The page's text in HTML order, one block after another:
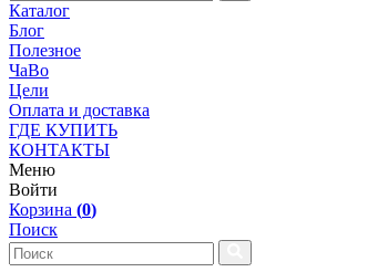
Каталог
Блог
Полезное
ЧаВо
Цели
Оплата и доставка
ГДЕ КУПИТЬ
КОНТАКТЫ
Меню
Войти
Корзина (0)
Поиск